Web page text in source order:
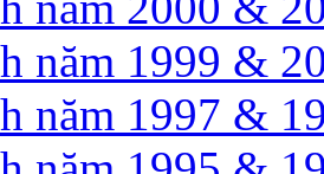
năm 1999 &
năm 1997 &